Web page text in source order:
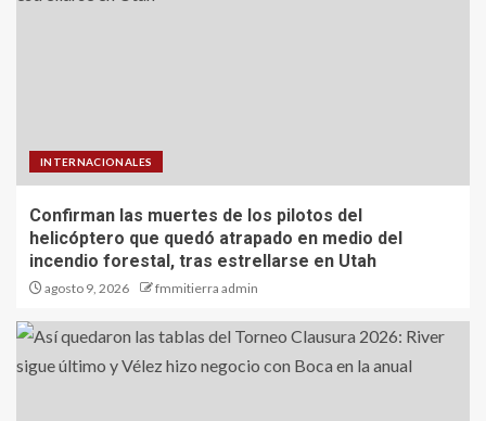
INTERNACIONALES
Confirman las muertes de los pilotos del
helicóptero que quedó atrapado en medio del
incendio forestal, tras estrellarse en Utah
agosto 9, 2026 fmmitierra admin